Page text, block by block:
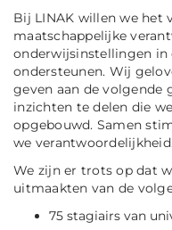
Bij LINAK willen we het
maatschappelijke
onderwijsinstellingen in
ondersteunen. Wij
geven aan de volgende
inzichten te delen die
opgebouwd. Samen
we verantwoordelijkheid.
We zijn er trots op dat
uitmaakten van de
75 stagiairs van